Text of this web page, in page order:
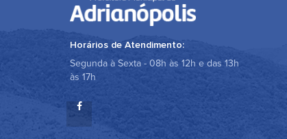
Horários de Atendimento:
Segunda à Sexta - 08h às 12h e das 13h
às 17h